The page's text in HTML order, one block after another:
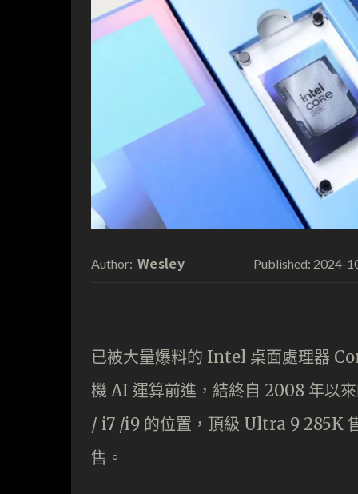
Author: Wesley Published: 2024-
已被大量爆料的 Intel 桌面處理器
機 AI 運算前進，結終自 2008 年以
/ i7 /i9 的位置，頂級 Ultra 9 285K
售。